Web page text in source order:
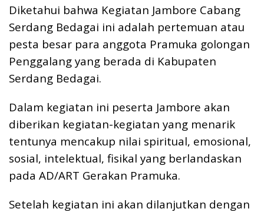
Diketahui bahwa Kegiatan Jambore Cabang
Serdang Bedagai ini adalah pertemuan atau
pesta besar para anggota Pramuka golongan
Penggalang yang berada di Kabupaten
Serdang Bedagai.
Dalam kegiatan ini peserta Jambore akan
diberikan kegiatan-kegiatan yang menarik
tentunya mencakup nilai spiritual, emosional,
sosial, intelektual, fisikal yang berlandaskan
pada AD/ART Gerakan Pramuka.
Setelah kegiatan ini akan dilanjutkan dengan